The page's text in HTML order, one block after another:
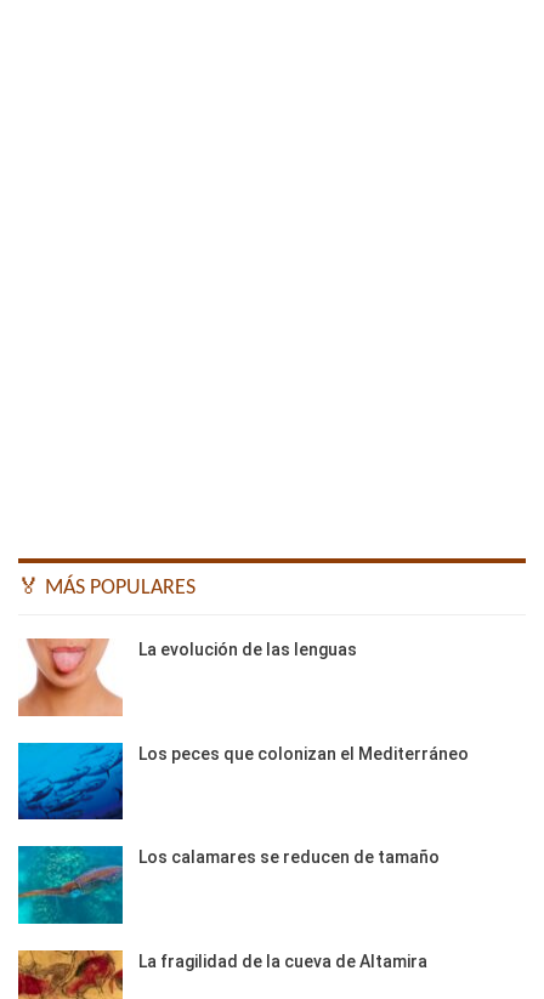
🏅 MÁS POPULARES
La evolución de las lenguas
Los peces que colonizan el Mediterráneo
Los calamares se reducen de tamaño
La fragilidad de la cueva de Altamira